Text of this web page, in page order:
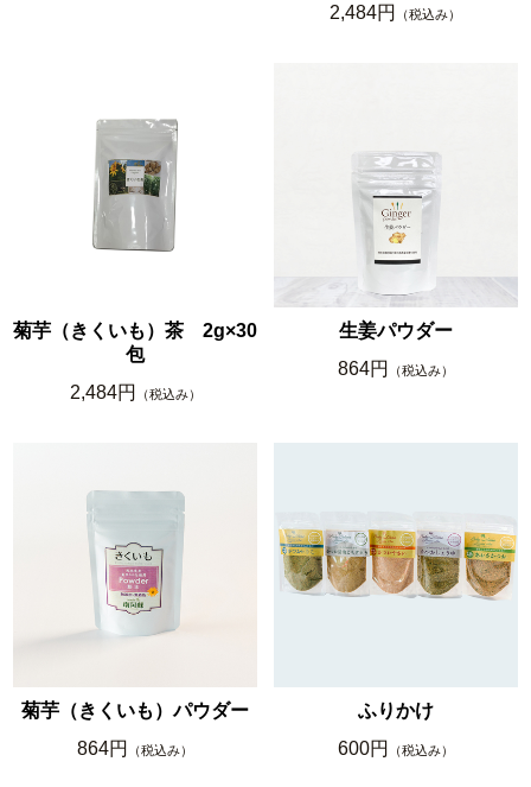
2,484円
（税込み）
菊芋（きくいも）茶 2g×30
包
2,484円
（税込み）
生姜パウダー
864円
（税込み）
菊芋（きくいも）パウダー
864円
（税込み）
ふりかけ
600円
（税込み）